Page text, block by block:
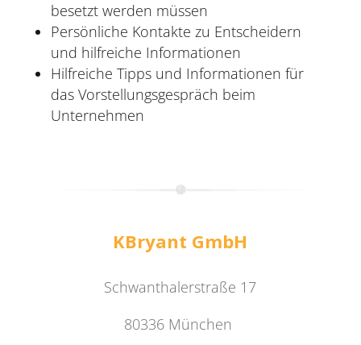
besetzt werden müssen
Persönliche Kontakte zu Entscheidern
und hilfreiche Informationen
Hilfreiche Tipps und Informationen für
das Vorstellungsgespräch beim
Unternehmen
KBryant GmbH
Schwanthalerstraße 17
80336 München